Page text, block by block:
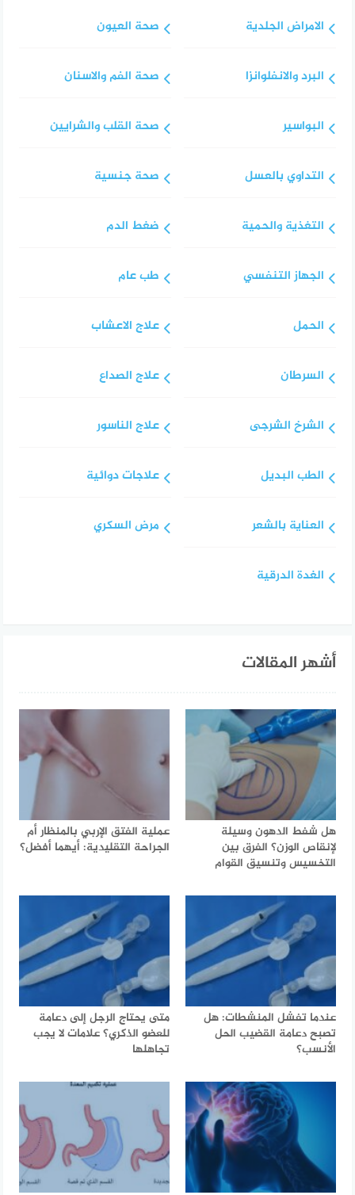
الامراض الجلدية
البرد والانفلوانزا
البواسير
التداوي بالعسل
التغذية والحمية
الجهاز التنفسي
الحمل
السرطان
الشرخ الشرجى
الطب البديل
العناية بالشعر
الغدة الدرقية
صحة العيون
صحة الفم والاسنان
صحة القلب والشرايين
صحة جنسية
ضغط الدم
طب عام
علاج الاعشاب
علاج الصداع
علاج الناسور
علاجات دوائية
مرض السكري
أشهر المقالات
هل شفط الدهون وسيلة
لإنقاص الوزن؟ الفرق بين
التخسيس وتنسيق القوام
عملية الفتق الإربي بالمنظار أم
الجراحة التقليدية: أيهما أفضل؟
عندما تفشل المنشطات: هل
تصبح دعامة القضيب الحل
الأنسب؟
متى يحتاج الرجل إلى دعامة
للعضو الذكري؟ علامات لا يجب
تجاهلها